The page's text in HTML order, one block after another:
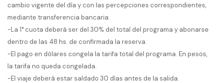
cambio vigente del día y con las percepciones correspondientes,
mediante transferencia bancaria.
-La 1° cuota deberá ser del 30% del total del programa y abonarse
dentro de las 48 hs. de confirmada la reserva.
-El pago en dólares congela la tarifa total del programa. En pesos,
la tarifa no queda congelada.
-El viaje deberá estar saldado 30 días antes de la salida.